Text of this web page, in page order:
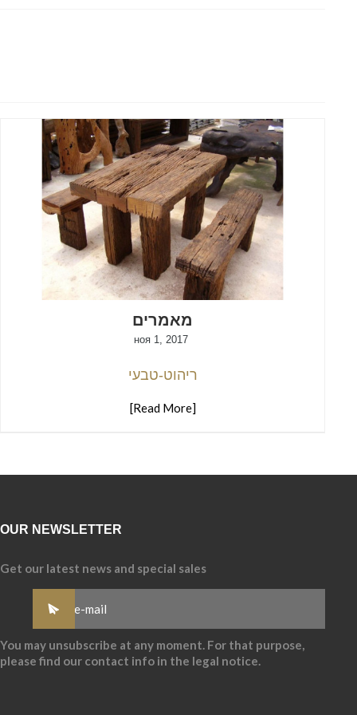
מאמרים
ноя 1, 2017
ריהוט-טבעי
[Read More]
OUR NEWSLETTER
Get our latest news and special sales
You may unsubscribe at any moment. For that purpose,
please find our contact info in the legal notice.